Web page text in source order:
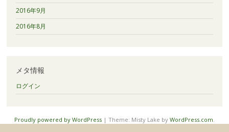
2016年9月
2016年8月
メタ情報
ログイン
Proudly powered by WordPress | Theme: Misty Lake by WordPress.com.